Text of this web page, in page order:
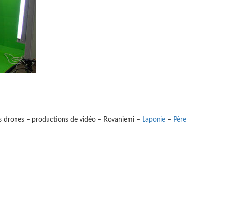
– productions de vidéo – Rovaniemi – Laponie– Père